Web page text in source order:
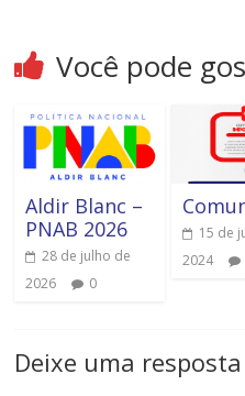
Você pode
Aldir Blanc –
PNAB 2026
28 de julho de
2026
0
15 de
2024
Deixe uma resposta